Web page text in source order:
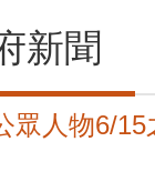
新聞
眾人物6/15